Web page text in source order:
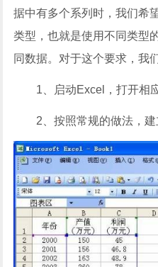
据中有多个系列时，我们希
类型，也就是使用不同类型
同数据。对于这个要求，我
1、启动Excel，打开相应
2、按照常规的做法，建